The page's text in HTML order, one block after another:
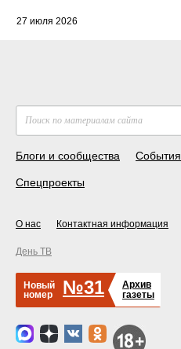
27 июля 2026
Блоги и сообщества События
Спецпроекты
О нас Контактная информация
День ТВ
Новый
номер
№31
Архив
газеты